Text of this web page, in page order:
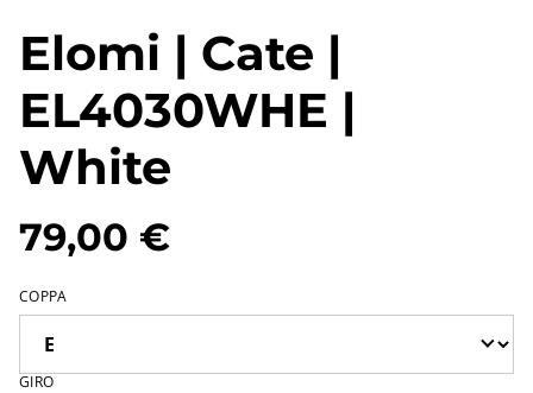
Elomi | Cate |
EL4030WHE |
White
79,00 €
COPPA
GIRO